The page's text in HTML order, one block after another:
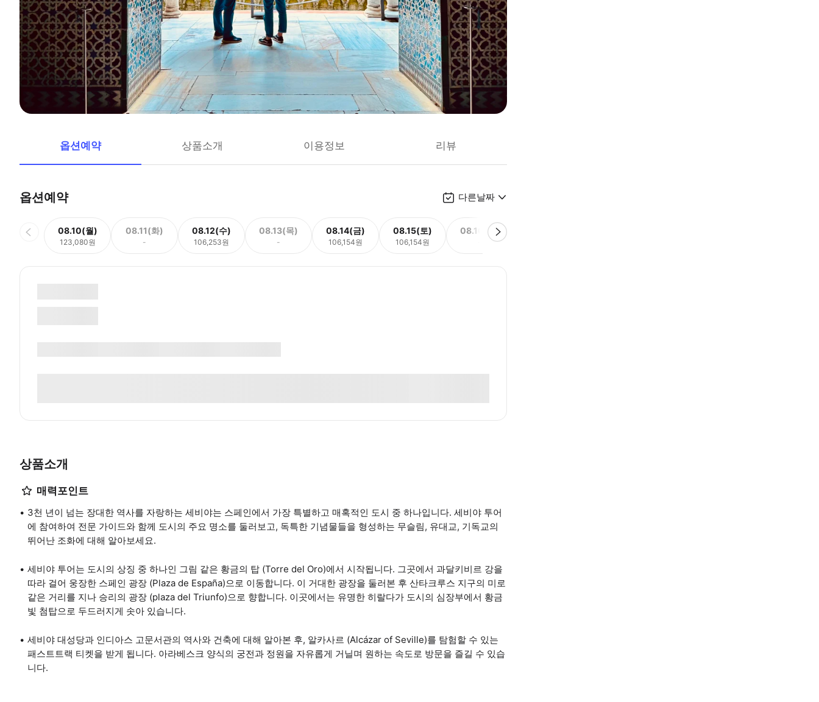
옵션예약 상품소개 이용정보 리뷰
옵션예약 다른날짜
08.10(월)
123,080원
08.11(화)
-
08.12(수)
106,253원
08.13(목)
-
08.14(금)
106,154원
08.15(토)
106,154원
08.16(일)
상품소개
매력포인트
3천 년이 넘는 장대한 역사를 자랑하는 세비야는 스페인에서 가장 특별하고 매혹적인 도시 중 하나입니다. 세비야 투어
에 참여하여 전문 가이드와 함께 도시의 주요 명소를 둘러보고, 독특한 기념물들을 형성하는 무슬림, 유대교, 기독교의
뛰어난 조화에 대해 알아보세요.
세비야 투어는 도시의 상징 중 하나인 그림 같은 황금의 탑 (Torre del Oro)에서 시작됩니다. 그곳에서 과달키비르 강을
따라 걸어 웅장한 스페인 광장 (Plaza de España)으로 이동합니다. 이 거대한 광장을 둘러본 후 산타크루스 지구의 미로
같은 거리를 지나 승리의 광장 (plaza del Triunfo)으로 향합니다. 이곳에서는 유명한 히랄다가 도시의 심장부에서 황금
빛 첨탑으로 두드러지게 솟아 있습니다.
세비야 대성당과 인디아스 고문서관의 역사와 건축에 대해 알아본 후, 알카사르 (Alcázar of Seville)를 탐험할 수 있는
패스트트랙 티켓을 받게 됩니다. 아라베스크 양식의 궁전과 정원을 자유롭게 거닐며 원하는 속도로 방문을 즐길 수 있습
니다.